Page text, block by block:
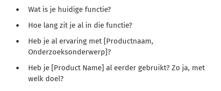
Wat is je huidige functie?
Hoe lang zit je al in die functie?
Heb je al ervaring met [Productnaam,
Onderzoeksonderwerp]?
Heb je [Product Name] al eerder gebruikt? Zo ja, met
welk doel?